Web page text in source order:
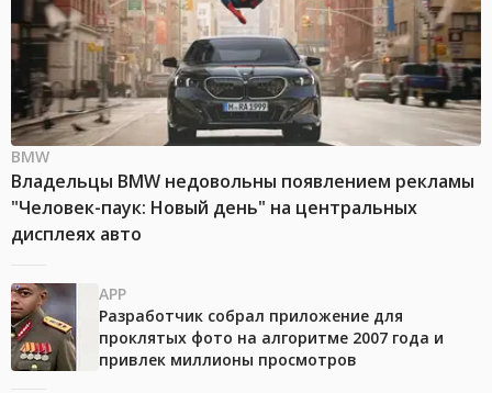
BMW
Владельцы BMW недовольны появлением рекламы
"Человек-паук: Новый день" на центральных
дисплеях авто
APP
Разработчик собрал приложение для
проклятых фото на алгоритме 2007 года и
привлек миллионы просмотров